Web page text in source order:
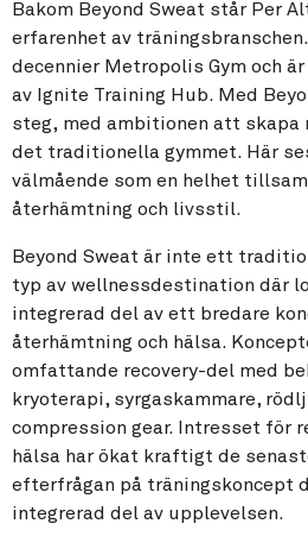
Bakom Beyond Sweat står Per
erfarenhet av
decennier Metropolis Gym och
av Ignite Training Hub. Med
steg, med ambitionen att skapa
det traditionella gymmet. Här
välmående som en helhet
återhämtning och livsstil.
Beyond Sweat är inte ett
typ av wellnessdestination där
integrerad del av ett bredare
återhämtning och hälsa.
omfattande recovery-del med
kryoterapi, syrgaskammare,
compression gear. Intresset för
hälsa har ökat kraftigt de
efterfrågan på träningskoncept
integrerad del av upplevelsen.